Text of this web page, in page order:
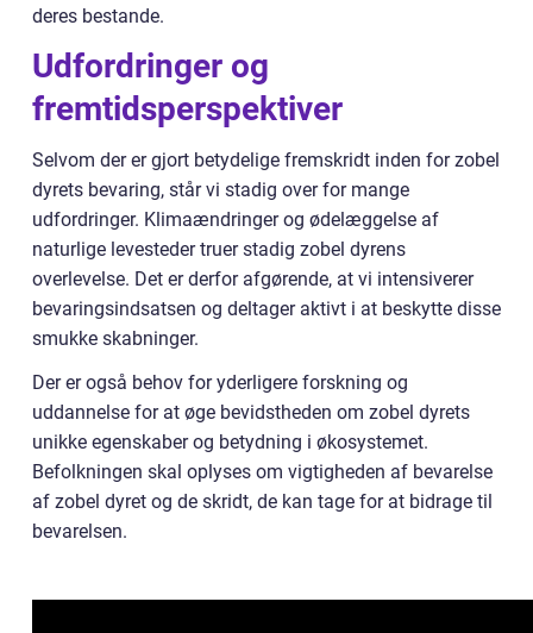
deres bestande.
Udfordringer og
fremtidsperspektiver
Selvom der er gjort betydelige fremskridt inden for zobel
dyrets bevaring, står vi stadig over for mange
udfordringer. Klimaændringer og ødelæggelse af
naturlige levesteder truer stadig zobel dyrens
overlevelse. Det er derfor afgørende, at vi intensiverer
bevaringsindsatsen og deltager aktivt i at beskytte disse
smukke skabninger.
Der er også behov for yderligere forskning og
uddannelse for at øge bevidstheden om zobel dyrets
unikke egenskaber og betydning i økosystemet.
Befolkningen skal oplyses om vigtigheden af bevarelse
af zobel dyret og de skridt, de kan tage for at bidrage til
bevarelsen.